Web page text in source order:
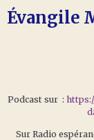
Évangile
Podcast sur :
Sur Radio